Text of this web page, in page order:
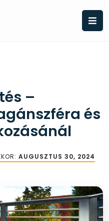
–
és
AUGUSZTUS 30, 2024